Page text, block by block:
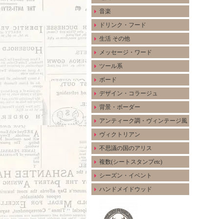
音楽
ドリンク・フード
生活 その他
メッセージ・ワード
ツール系
ボード
デザイン・コラージュ
背景・ボーダー
アンティーク調・ヴィンテージ風
ヴィクトリアン
不思議の国のアリス
複数(シートスタンプetc)
シーズン・イベント
ハンドメイドウッド